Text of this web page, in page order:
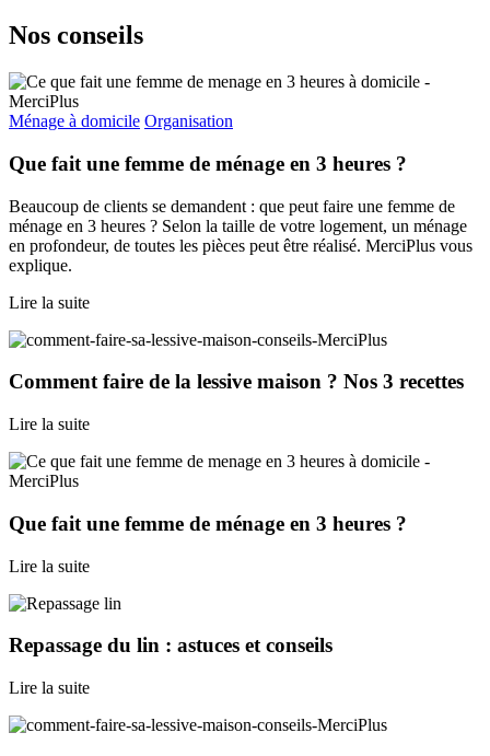
Nos conseils
Ménage à domicile Organisation
Que fait une femme de ménage en 3 heures ?
Beaucoup de clients se demandent : que peut faire une femme de
ménage en 3 heures ? Selon la taille de votre logement, un ménage
en profondeur, de toutes les pièces peut être réalisé. MerciPlus vous
explique.
Lire la suite
Comment faire de la lessive maison ? Nos 3 recettes
Lire la suite
Que fait une femme de ménage en 3 heures ?
Lire la suite
Repassage du lin : astuces et conseils
Lire la suite